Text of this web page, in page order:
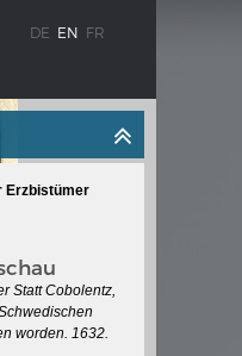
DE EN FR
VALUE OF
Erzbistümer
Statt Cobolentz,
worden. 1632.